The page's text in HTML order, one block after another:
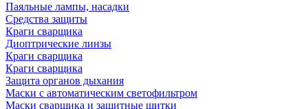
Паяльные лампы, насадки
Средства защиты
Краги сварщика
Диоптрические линзы
Краги сварщика
Краги сварщика
Защита органов дыхания
Маски с автоматическим светофильтром
Маски сварщика и защитные щитки